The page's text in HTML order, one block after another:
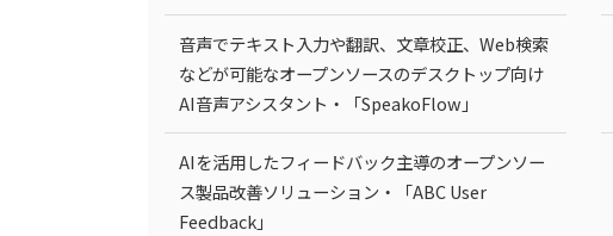
音声でテキスト入力や翻訳、文章校正、Web検索
などが可能なオープンソースのデスクトップ向け
AI音声アシスタント・「SpeakoFlow」
AIを活用したフィードバック主導のオープンソー
ス製品改善ソリューション・「ABC User
Feedback」